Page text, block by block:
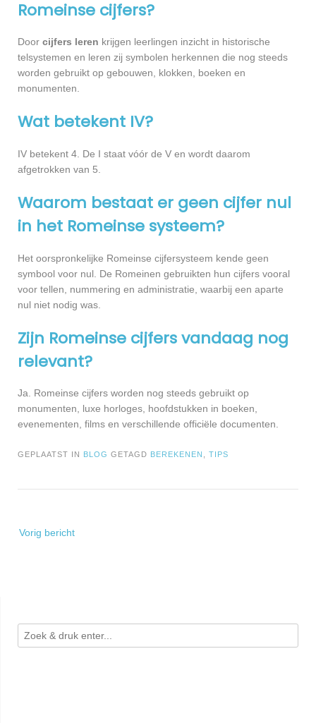
Romeinse cijfers?
Door cijfers leren krijgen leerlingen inzicht in historische
telsystemen en leren zij symbolen herkennen die nog steeds
worden gebruikt op gebouwen, klokken, boeken en
monumenten.
Wat betekent IV?
IV betekent 4. De I staat vóór de V en wordt daarom
afgetrokken van 5.
Waarom bestaat er geen cijfer nul
in het Romeinse systeem?
Het oorspronkelijke Romeinse cijfersysteem kende geen
symbool voor nul. De Romeinen gebruikten hun cijfers vooral
voor tellen, nummering en administratie, waarbij een aparte
nul niet nodig was.
Zijn Romeinse cijfers vandaag nog
relevant?
Ja. Romeinse cijfers worden nog steeds gebruikt op
monumenten, luxe horloges, hoofdstukken in boeken,
evenementen, films en verschillende officiële documenten.
GEPLAATST IN BLOG GETAGD BEREKENEN TIPS
navigatie
Vorig bericht